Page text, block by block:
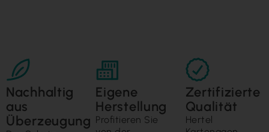
Nachhaltig
aus
Überzeugung
Eigene
Herstellung
Profitieren Sie
Zertifizierte
Qualität
Hertel